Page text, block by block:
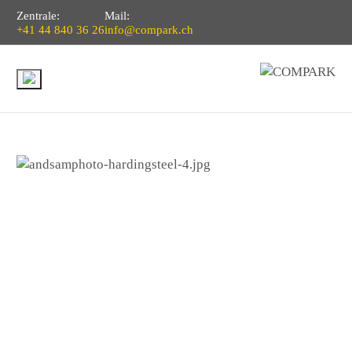
Zentrale:
+41 44 840 36 26
Mail:
info@compark.ch